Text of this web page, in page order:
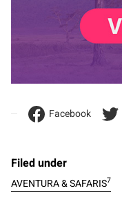
Facebook
Filed under
AVENTURA & SAFARIS7